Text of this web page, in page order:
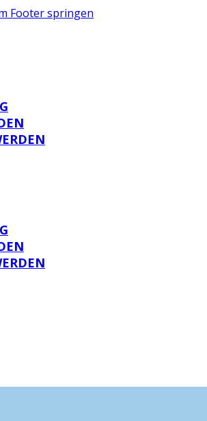
Footer springen